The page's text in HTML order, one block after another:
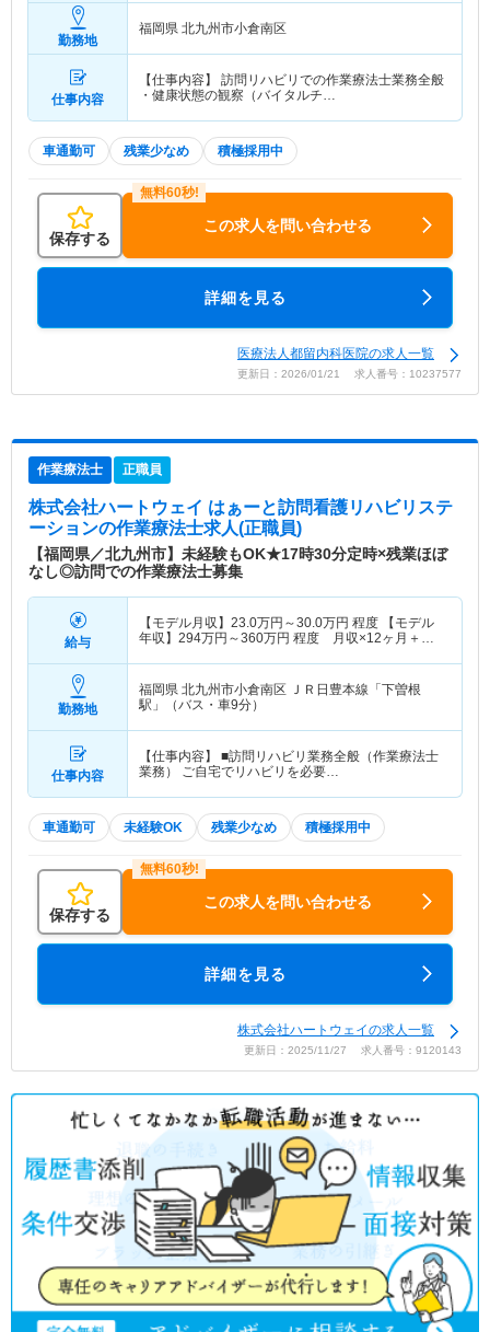
勤務地
福岡県 北九州市小倉南区
仕事内容
【仕事内容】 訪問リハビリでの作業療法士業務全般
・健康状態の観察（バイタルチ…
車通勤可 残業少なめ 積極採用中
保存する
この求人を問い合わせる
詳細を見る
医療法人都留内科医院の求人一覧
更新日：2026/01/21 求人番号：10237577
作業療法士 正職員
株式会社ハートウェイ はぁーと訪問看護リハビリステ
ーションの作業療法士求人(正職員)
【福岡県／北九州市】未経験もOK★17時30分定時×残業ほぼ
なし◎訪問での作業療法士募集
給与
【モデル月収】 23.0万円～30.0万円 程度 【モデル
年収】 294万円～360万円 程度 月収×12ヶ月＋賞
勤務地
福岡県 北九州市小倉南区 ＪＲ日豊本線「下曽根
駅」（バス・車9分）
仕事内容
【仕事内容】 ■訪問リハビリ業務全般（作業療法士
業務） ご自宅でリハビリを必要…
車通勤可 未経験OK 残業少なめ 積極採用中
保存する
この求人を問い合わせる
詳細を見る
株式会社ハートウェイの求人一覧
更新日：2025/11/27 求人番号：9120143